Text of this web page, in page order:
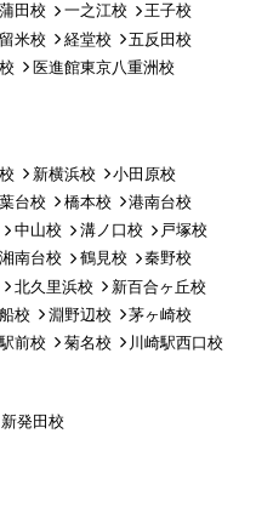
蒲田校 一之江校
王子校
米校 経堂校
五反田校
医進館東京八重洲校
新横浜校
小田原校
台校 橋本校
港南台校
中山校 溝ノ口校
戸塚校
湘南台校 鶴見校
秦野校
北久里浜校
新百合ヶ丘校
校 淵野辺校
茅ヶ崎校
前校 菊名校 川崎駅西口校
新発田校